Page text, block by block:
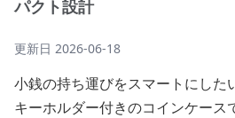
パクト設計
更新日 2026-06-18
小銭の持ち運びをスマートにした
キーホルダー付きのコインケース